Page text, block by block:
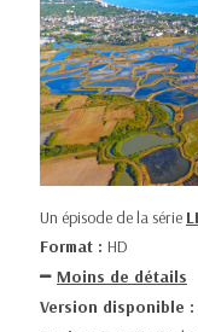
Un épisode de la série
Format : HD
Moins de détails
Version disponible :